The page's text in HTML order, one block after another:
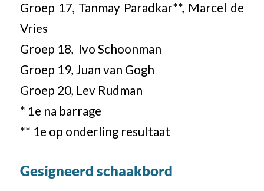
Groep 17, Tanmay Paradkar**, Marcel de
Vries
Groep 18, Ivo Schoonman
Groep 19, Juan van Gogh
Groep 20, Lev Rudman
* 1e na barrage
** 1e op onderling resultaat
Gesigneerd schaakbord